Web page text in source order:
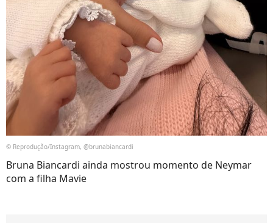
© Reprodução/Instagram, @brunabiancardi
Bruna Biancardi ainda mostrou momento de Neymar
com a filha Mavie